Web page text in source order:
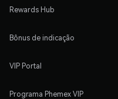
Rewards Hub
Bônus de indicação
VIP Portal
Programa Phemex VIP